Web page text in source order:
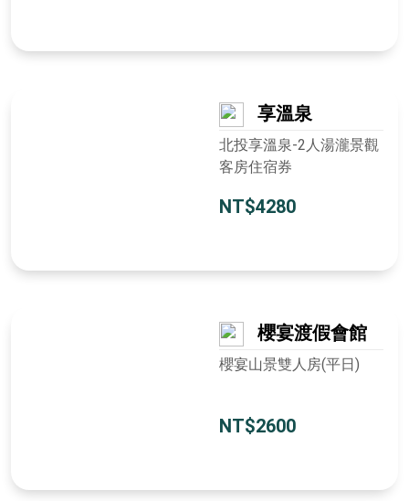
享溫泉
北投享溫泉-2人湯瀧景觀
客房住宿券
NT$4280
櫻宴渡假會館
櫻宴山景雙人房(平日)
NT$2600